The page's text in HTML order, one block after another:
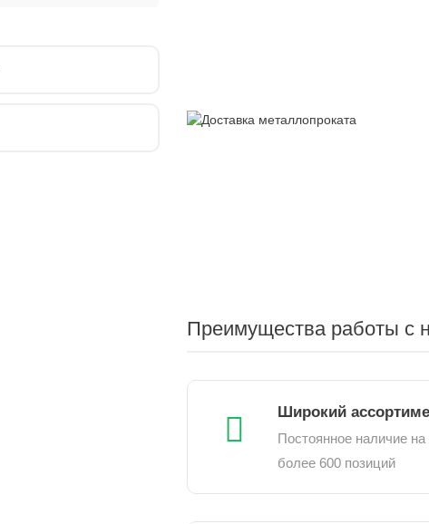
Преимущества работы с
Широкий
Постоянное наличие на
более 600 позиций